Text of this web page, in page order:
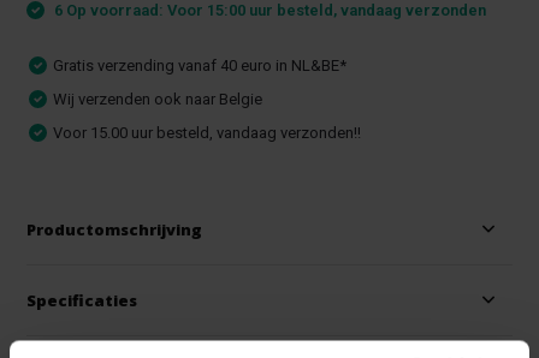
6 Op voorraad: Voor 15:00 uur besteld, vandaag verzonden
Gratis verzending vanaf 40 euro in NL&BE*
Wij verzenden ook naar Belgie
Voor 15.00 uur besteld, vandaag verzonden!!
Productomschrijving
Specificaties